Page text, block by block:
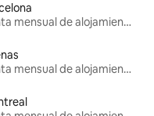
Renta mensual de alojamientos
Renta mensual de alojamientos